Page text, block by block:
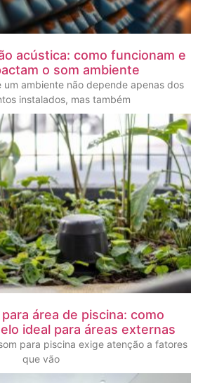
acústica: como funcionam e
o som ambiente
um ambiente não depende apenas dos
instalados, mas também
área de piscina: como
ideal para áreas externas
para piscina exige atenção a fatores
que vão